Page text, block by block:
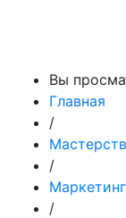
Вы
Главная
/
/
/